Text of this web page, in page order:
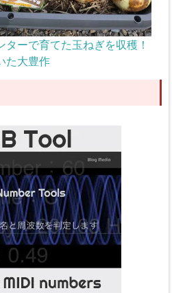
ターで育てた玉ねぎを収穫！
た大豊作